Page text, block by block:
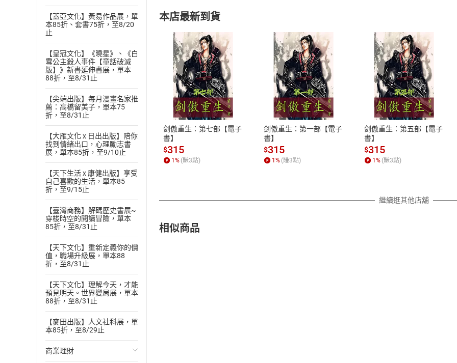
【蓋亞文化】黃易作品展，單
本85折、套書75折，至8/20
止
【皇冠文化】《曉星》、《白
雪公主殺人事件【童話破滅
版】》新書延伸書展，單本
88折，至8/31止
【尖端出版】每月漫畫名家推
薦：高橋留美子，單本75
折，至8/31止
【大雁文化 x 日出出版】陪你
找到情緒出口，心理勵志書
展，單本85折，至9/10止
【天下生活 x 康健出版】享受
自己喜歡的生活，單本85
折，至9/15止
【臺灣商務】解碼歷史書展~
穿梭時空的閱讀冒險，單本
85折，至8/31止
【天下文化】重新定義你的價
值，職場升級展，單本88
折，至8/31止
【天下文化】理解今天，才能
預見明天。世界變局展，單本
88折，至8/31止
【麥田出版】人文社科展，單
本85折，至8/29止
商業理財
付款方式
ATM轉帳、信用卡、LINE PAY、AFTEE
退換貨規範
本店是否提供消費者保護法七日猶
之權利，遽消費者保護法及通訊交
除權合理例外情事適用準則，依商
質各有不同規定。詳細退換貨說明
照各商品說明。
本店最新到貨
剑傲重生：第七部【電子
書】
$315
1 % (賺3點)
剑傲重生：第一部【電子
書】
$315
1 % (賺3點)
剑傲重生：第五部【電子
書】
$315
1 % (賺3點)
繼續逛其他店舖
相似商品